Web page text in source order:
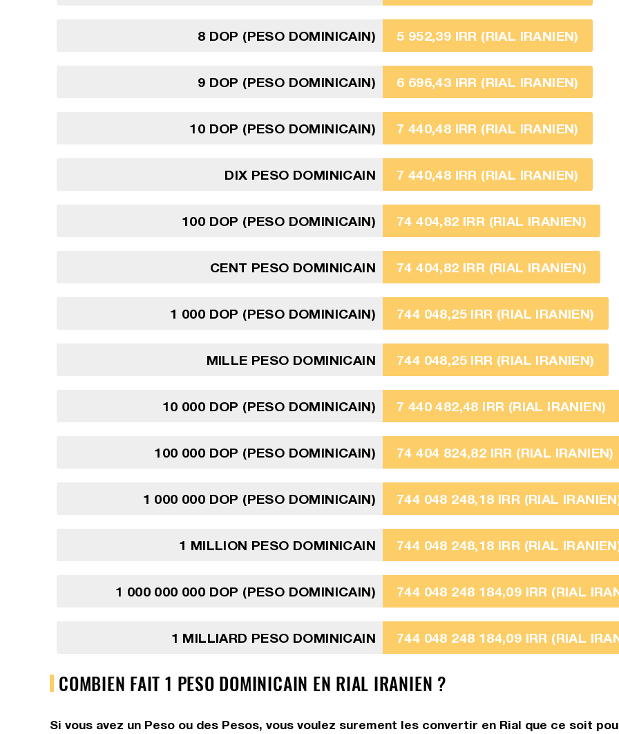
8 DOP (PESO DOMINICAIN) 5 952,39 IRR (RIAL IRANIEN)
9 DOP (PESO DOMINICAIN) 6 696,43 IRR (RIAL IRANIEN)
10 DOP (PESO DOMINICAIN) 7 440,48 IRR (RIAL IRANIEN)
DIX PESO DOMINICAIN 7 440,48 IRR (RIAL IRANIEN)
100 DOP (PESO DOMINICAIN) 74 404,82 IRR (RIAL IRANIEN)
CENT PESO DOMINICAIN 74 404,82 IRR (RIAL IRANIEN)
1 000 DOP (PESO DOMINICAIN) 744 048,25 IRR (RIAL IRANIEN)
MILLE PESO DOMINICAIN 744 048,25 IRR (RIAL IRANIEN)
10 000 DOP (PESO DOMINICAIN) 7 440 482,48 IRR (RIAL IRANIEN)
100 000 DOP (PESO DOMINICAIN) 74 404 824,82 IRR (RIAL IRANIEN)
1 000 000 DOP (PESO DOMINICAIN) 744 048 248,18 IRR (RIAL
1 MILLION PESO DOMINICAIN 744 048 248,18 IRR (RIAL
1 000 000 000 DOP (PESO DOMINICAIN) 744 048 248 184,09 IRR (RIAL
1 MILLIARD PESO DOMINICAIN 744 048 248 184,09 IRR (RIAL
COMBIEN FAIT 1 PESO DOMINICAIN EN RIAL IRANIEN ?
Si vous avez un Peso ou des Pesos, vous voulez surement les convertir en Rial que ce soit